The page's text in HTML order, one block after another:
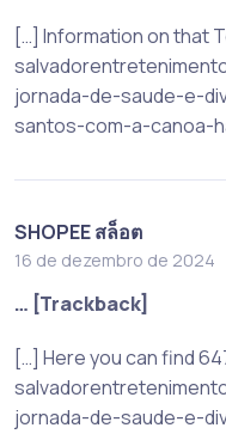
[…] Information on that
jornada-de-saude-e-
santos-com-a-canoa-
SHOPEE สล็อต
16 de dezembro de 2024
… [Trackback]
[…] Here you can find
jornada-de-saude-e-